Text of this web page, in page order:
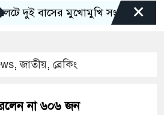
বাসের মুখোমুখি সংঘর্ষে নিহত বেড়ে
×
,জাতীয়, ব্রেকিং
না ৬০৬ জন